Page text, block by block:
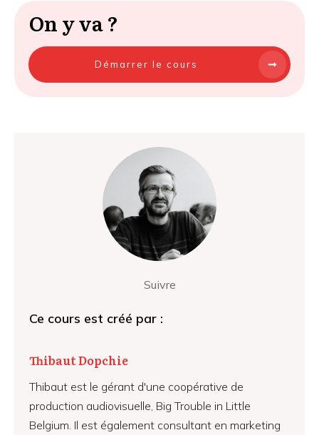
On y va ?
Démarrer le cours
Suivre
Ce cours est créé par :
Thibaut Dopchie
Thibaut est le gérant d'une coopérative de
production audiovisuelle, Big Trouble in Little
Belgium. Il est également consultant en marketing